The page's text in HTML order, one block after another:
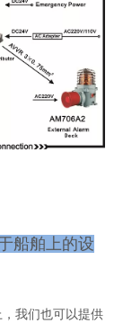
船舶上的设
我们也可以提供